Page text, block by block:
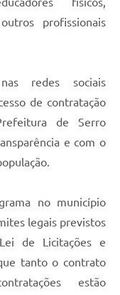
profissionais
redes sociais
de contratação
de Serro
e com o
no município
legais previstos
de Licitações e
tanto o contrato
estão